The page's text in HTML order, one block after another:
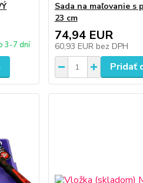
3-7 dní
Sada na maľovanie s
23 cm
74,94 EUR
60,93 EUR bez DPH
Pridať